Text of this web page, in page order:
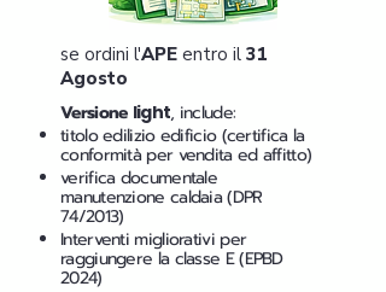
se ordini l'APE entro il 31
Agosto
Versione light, include:
titolo edilizio edificio (certifica la
conformità per vendita ed affitto)
verifica documentale
manutenzione caldaia (DPR
74/2013)
Interventi migliorativi per
raggiungere la classe E (EPBD
2024)